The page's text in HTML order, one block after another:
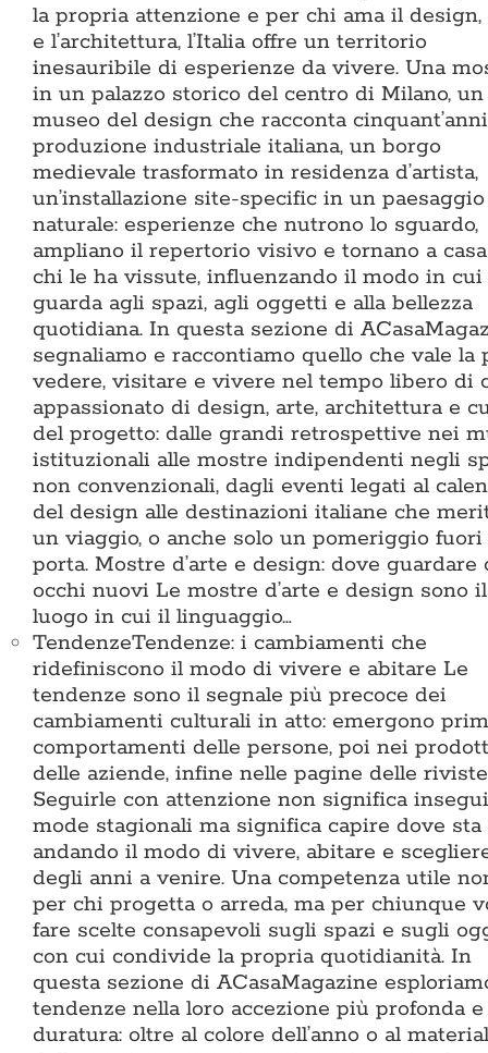
la propria attenzione e per chi ama il design,
e l’architettura, l’Italia offre un territorio
inesauribile di esperienze da vivere. Una
in un palazzo storico del centro di Milano, un
museo del design che racconta
produzione industriale italiana, un borgo
medievale trasformato in residenza d’artista,
un’installazione site-specific in un paesaggio
naturale: esperienze che nutrono lo sguardo,
ampliano il repertorio visivo e tornano a
chi le ha vissute, influenzando il modo in
guarda agli spazi, agli oggetti e alla bellezza
quotidiana. In questa sezione di
segnaliamo e raccontiamo quello che vale la
vedere, visitare e vivere nel tempo libero di
appassionato di design, arte, architettura e
del progetto: dalle grandi retrospettive nei
istituzionali alle mostre indipendenti negli
non convenzionali, dagli eventi legati al
del design alle destinazioni italiane che
un viaggio, o anche solo un pomeriggio fuori
porta. Mostre d’arte e design: dove guardare
occhi nuovi Le mostre d’arte e design sono il
luogo in cui il linguaggio…
TendenzeTendenze: i cambiamenti che
ridefiniscono il modo di vivere e abitare Le
tendenze sono il segnale più precoce dei
cambiamenti culturali in atto: emergono
comportamenti delle persone, poi nei
delle aziende, infine nelle pagine delle
Seguirle con attenzione non significa
mode stagionali ma significa capire dove sta
andando il modo di vivere, abitare e
degli anni a venire. Una competenza utile
per chi progetta o arreda, ma per chiunque
fare scelte consapevoli sugli spazi e sugli
con cui condivide la propria quotidianità. In
questa sezione di ACasaMagazine
tendenze nella loro accezione più profonda
duratura: oltre al colore dell’anno o al